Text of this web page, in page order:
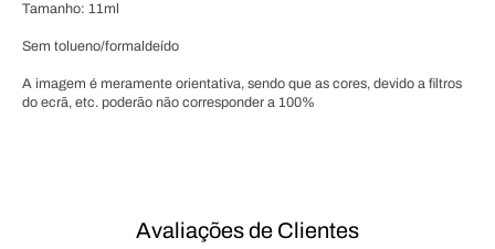
Tamanho: 11ml
Sem tolueno/formaldeído
A imagem é meramente orientativa, sendo que as cores, devido a filtros
do ecrã, etc. poderão não corresponder a 100%
Avaliações de Clientes